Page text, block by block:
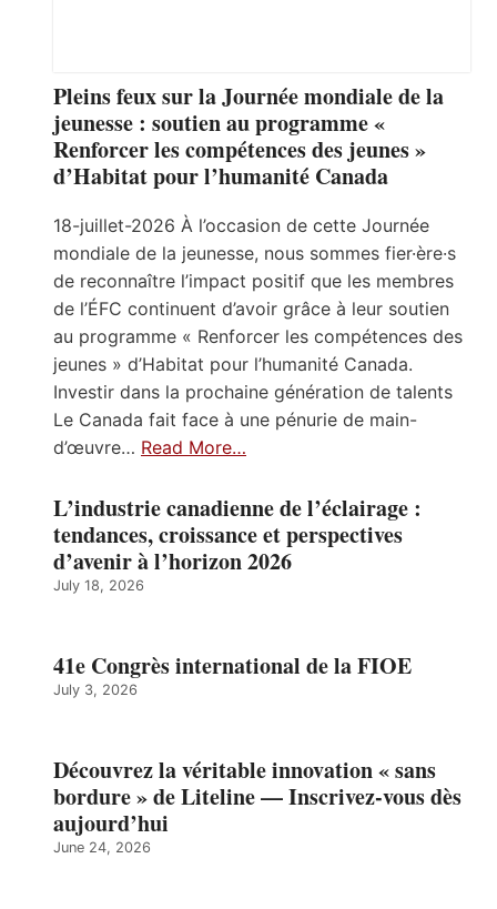
Pleins feux sur la Journée mondiale de la
jeunesse : soutien au programme «
Renforcer les compétences des jeunes »
d’Habitat pour l’humanité Canada
18-juillet-2026 À l’occasion de cette Journée
mondiale de la jeunesse, nous sommes fier·ère·s
de reconnaître l’impact positif que les membres
de l’ÉFC continuent d’avoir grâce à leur soutien
au programme « Renforcer les compétences des
jeunes » d’Habitat pour l’humanité Canada.
Investir dans la prochaine génération de talents
Le Canada fait face à une pénurie de main-
d’œuvre… Read More…
L’industrie canadienne de l’éclairage :
tendances, croissance et perspectives
d’avenir à l’horizon 2026
July 18, 2026
41e Congrès international de la FIOE
July 3, 2026
Découvrez la véritable innovation « sans
bordure » de Liteline — Inscrivez-vous dès
aujourd’hui
June 24, 2026